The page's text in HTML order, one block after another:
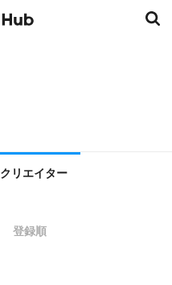
クリエイター
登録順